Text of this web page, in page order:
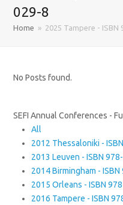
029-8
Home » 2025 Tampere - ISBN
No Posts found.
SEFI Annual Conferences -
All
2012 Thessaloniki -
2013 Leuven - ISBN
2014 Birmingham -
2015 Orleans - ISBN
2016 Tampere - ISBN